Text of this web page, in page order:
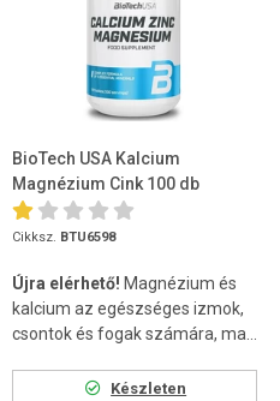
BioTech USA Kalcium
Magnézium Cink 100 db
tabletta
Cikksz. BTU6598
Újra elérhető! Magnézium és
kalcium az egészséges izmok,
csontok és fogak számára, ma...
Készleten